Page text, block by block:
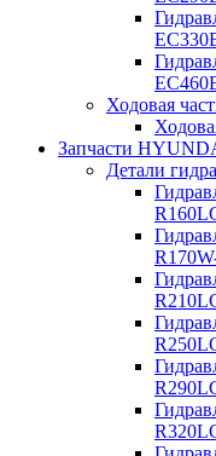
Ходовая
Запчасти
Детали